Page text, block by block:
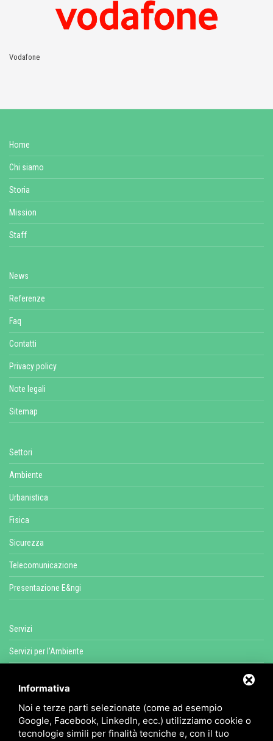
Vodafone
Home
Chi siamo
Storia
Mission
Staff
News
Referenze
Faq
Contatti
Privacy policy
Note legali
Sitemap
Settori
Ambiente
Urbanistica
Fisica
Sicurezza
Telecomunicazione
Presentazione E&ngi
Servizi
Servizi per l'Ambiente
Servizi di Sicurezza e Salute
Informativa
Noi e terze parti selezionate (come ad esempio
Google, Facebook, LinkedIn, ecc.) utilizziamo cookie o
tecnologie simili per finalità tecniche e, con il tuo